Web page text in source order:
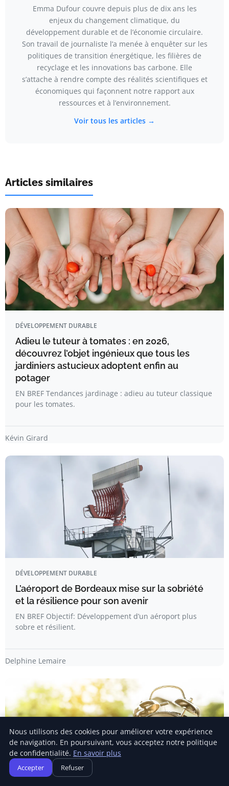
Emma Dufour couvre depuis plus de dix ans les
enjeux du changement climatique, du
développement durable et de l’économie circulaire.
Son travail de journaliste l’a menée à enquêter sur les
politiques de transition énergétique, les filières de
recyclage et les innovations bas carbone. Elle
s’attache à rendre compte des réalités scientifiques et
économiques qui façonnent notre rapport aux
ressources et à l’environnement.
Voir tous les articles →
Articles similaires
DÉVELOPPEMENT DURABLE
Adieu le tuteur à tomates : en 2026,
découvrez l’objet ingénieux que tous les
jardiniers astucieux adoptent enfin au
potager
EN BREF Tendances jardinage : adieu au tuteur classique
pour les tomates.
Kévin Girard
DÉVELOPPEMENT DURABLE
L’aéroport de Bordeaux mise sur la sobriété
et la résilience pour son avenir
EN BREF Objectif: Développement d’un aéroport plus
sobre et résilient.
Delphine Lemaire
Nous utilisons des cookies pour améliorer votre expérience
de navigation. En poursuivant, vous acceptez notre politique
de confidentialité. En savoir plus
Accepter Refuser